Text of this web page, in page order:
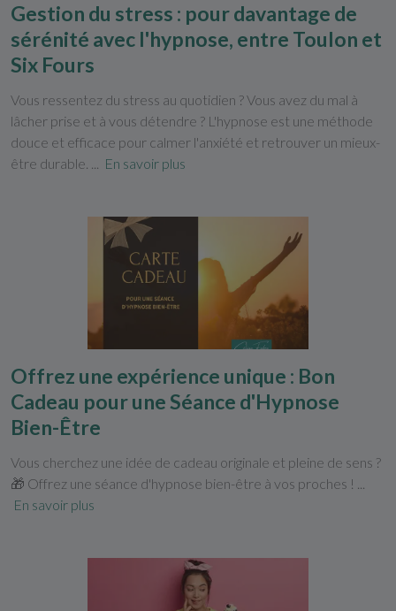
Gestion du stress : pour davantage de
sérénité avec l'hypnose, entre Toulon et
Six Fours
Vous ressentez du stress au quotidien ? Vous avez du mal à
lâcher prise et à vous détendre ? L'hypnose est une méthode
douce et efficace pour calmer l'anxiété et retrouver un mieux-
être durable. ...
En savoir plus
Offrez une expérience unique : Bon
Cadeau pour une Séance d'Hypnose
Bien-Être
Vous cherchez une idée de cadeau originale et pleine de sens ?
🎁 Offrez une séance d'hypnose bien-être à vos proches ! ...
En savoir plus